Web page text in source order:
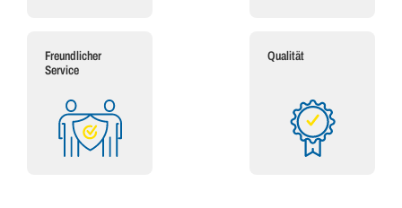
Freundlicher
Service
Qualität